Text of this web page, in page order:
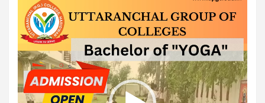
Player